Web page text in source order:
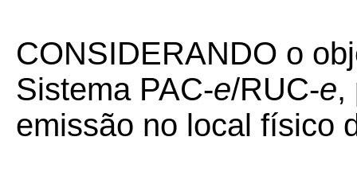
CONSIDERANDO o
Sistema PAC-e/RUC-e,
emissão no local físico